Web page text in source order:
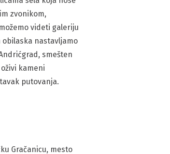
zvonikom,
videti galeriju
nastavljamo
smešten
kameni
putovanja.
Gračanicu, mesto